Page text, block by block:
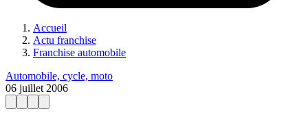
Accueil
Actu franchise
Franchise automobile
Automobile, cycle, moto
06 juillet 2006